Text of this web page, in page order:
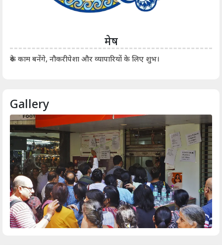
मेष
रुके काम बनेंगे, नौकरीपेशा और व्यापारियों के लिए शुभ।
Gallery